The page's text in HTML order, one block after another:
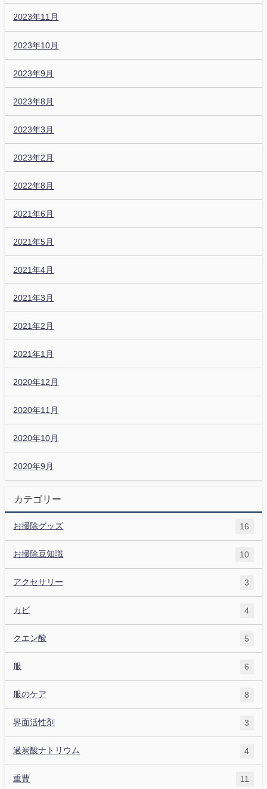
2023年11月
2023年10月
2023年9月
2023年8月
2023年3月
2023年2月
2022年8月
2021年6月
2021年5月
2021年4月
2021年3月
2021年2月
2021年1月
2020年12月
2020年11月
2020年10月
2020年9月
カテゴリー
お掃除グッズ 16
お掃除豆知識 10
アクセサリー 3
カビ 4
クエン酸 5
服 6
服のケア 8
界面活性剤 3
過炭酸ナトリウム 4
重曹 11